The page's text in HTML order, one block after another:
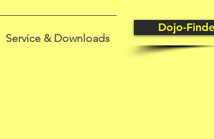
Service & Downloads
Dojo-